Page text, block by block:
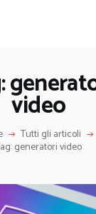
video
Tutti gli articoli
generatori video